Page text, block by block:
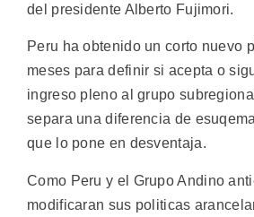
del presidente Alberto Fujimori.
Peru ha obtenido un corto nuevo
meses para definir si acepta o
ingreso pleno al grupo
separa una diferencia de
que lo pone en desventaja.
Como Peru y el Grupo Andino
modificaran sus politicas